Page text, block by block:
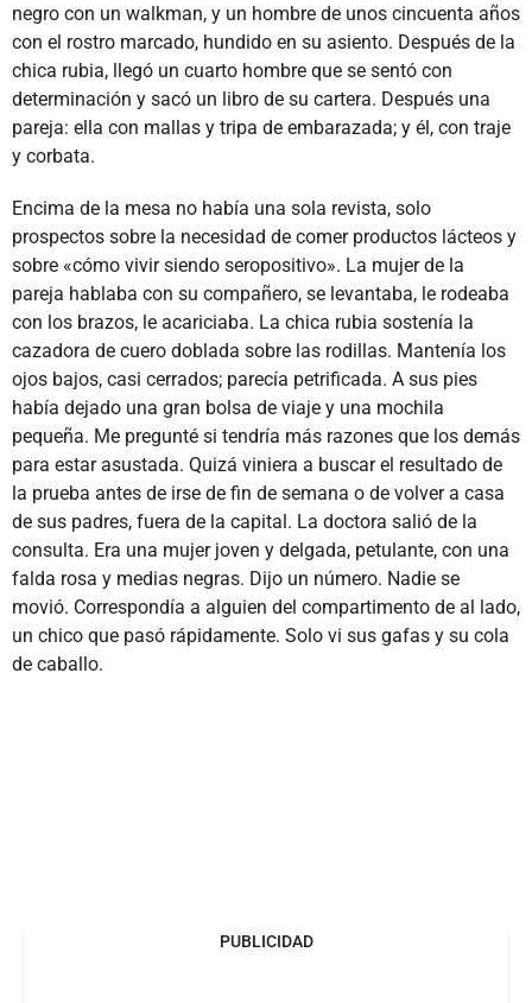
negro con un walkman, y un hombre de unos cincuenta años
con el rostro marcado, hundido en su asiento. Después de la
chica rubia, llegó un cuarto hombre que se sentó con
determinación y sacó un libro de su cartera. Después una
pareja: ella con mallas y tripa de embarazada; y él, con traje
y corbata.
Encima de la mesa no había una sola revista, solo
prospectos sobre la necesidad de comer productos lácteos y
sobre «cómo vivir siendo seropositivo». La mujer de la
pareja hablaba con su compañero, se levantaba, le rodeaba
con los brazos, le acariciaba. La chica rubia sostenía la
cazadora de cuero doblada sobre las rodillas. Mantenía los
ojos bajos, casi cerrados; parecía petrificada. A sus pies
había dejado una gran bolsa de viaje y una mochila
pequeña. Me pregunté si tendría más razones que los demás
para estar asustada. Quizá viniera a buscar el resultado de
la prueba antes de irse de fin de semana o de volver a casa
de sus padres, fuera de la capital. La doctora salió de la
consulta. Era una mujer joven y delgada, petulante, con una
falda rosa y medias negras. Dijo un número. Nadie se
movió. Correspondía a alguien del compartimento de al lado,
un chico que pasó rápidamente. Solo vi sus gafas y su cola
de caballo.
PUBLICIDAD